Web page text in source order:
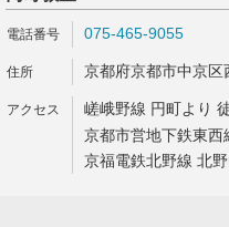
075-465-9055
京都府京都市中京
嵯峨野線 円町より
京都市営地下鉄東
京福電鉄北野線 北